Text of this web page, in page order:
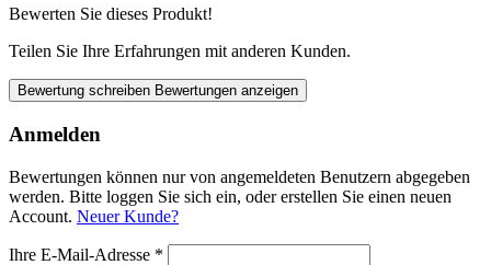
Bewerten Sie dieses Produkt!
Teilen Sie Ihre Erfahrungen mit anderen Kunden.
Bewertung schreiben Bewertungen anzeigen
Anmelden
Bewertungen können nur von angemeldeten Benutzern abgegeben
werden. Bitte loggen Sie sich ein, oder erstellen Sie einen neuen
Account. Neuer Kunde?
Ihre E-Mail-Adresse *